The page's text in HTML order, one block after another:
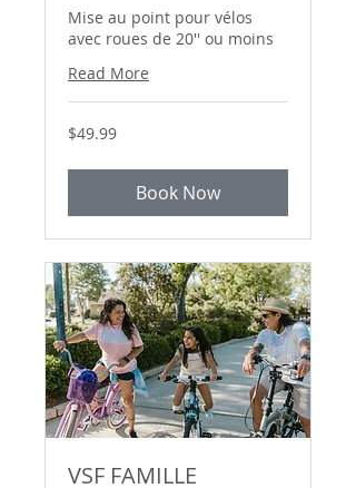
Mise au point pour vélos
avec roues de 20'' ou moins
Read More
49.99
Canadian
$49.99
Book Now
VSF FAMILLE